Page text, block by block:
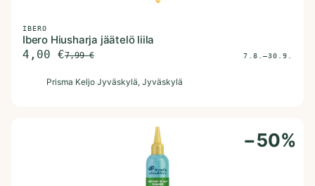
IBERO
Ibero Hiusharja jäätelö liila
4,00 €7,99€ 7.8.–30.9.
Prisma Keljo Jyväskylä, Jyväskylä
−50%